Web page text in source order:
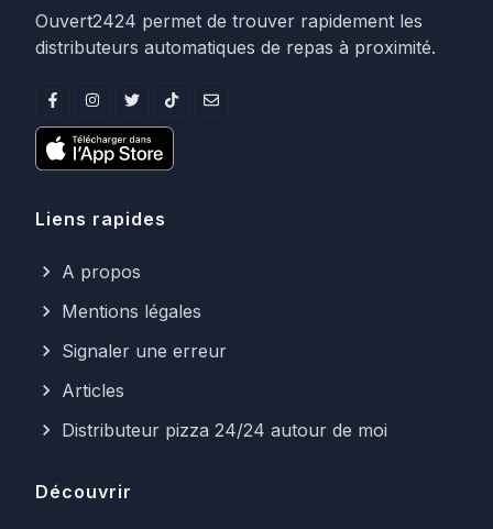
Ouvert2424 permet de trouver rapidement les
distributeurs automatiques de repas à proximité.
Liens rapides
A propos
Mentions légales
Signaler une erreur
Articles
Distributeur pizza 24/24 autour de moi
Découvrir